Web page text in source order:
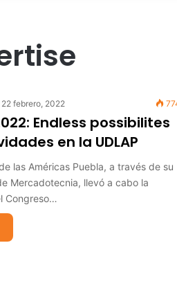
22 febrero, 2022
Endless possibilites
en la UDLAP
las Américas Puebla, a través de su
Mercadotecnia, llevó a cabo la
Congreso…